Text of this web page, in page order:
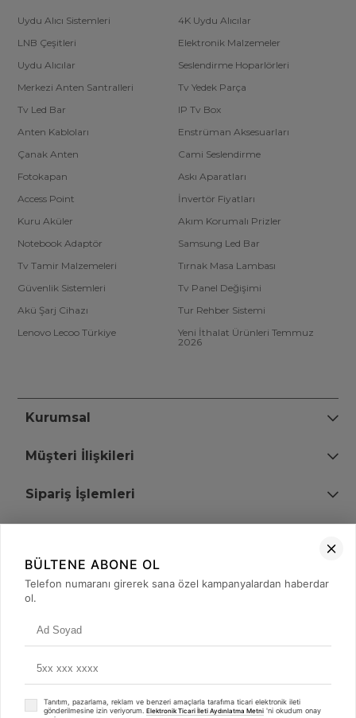
Uydu Alıcı Sistemleri
4K Uydu Alıcılar
LNB Çeşitleri
Elektronik Malzemeler
Uydu Alıcılar
Seslendirme Hoparlörleri
Merkezi Anten Santralleri
Tv Yedek Parça
Tv Led Bar
IP Tv Box
Anten Kabloları
Enstrüman Aksesuarları
Çanak Anten
Cami Seslendirme
Fotokapan
Askı Aparatları
Access Point
İnvertör Fiyatları
Kuru Aküler
Akım Korumalı Prizler
Notebook Adaptör
Samsung Led Bar
Tv Tamir Malzemeleri
Tırnak Masa Lambası
Güvenlik Sistemleri
Tv Panel Değişimi
Akü Şarj Cihazı
Tur Rehber Sistemi
Lenovo Lecoo Türkiye
Yeni İthalat Ürünleri Temmuz
2026
Kurumsal
Müşteri İlişkileri
Sipariş İşlemleri
+90 (850) 473 08 08
BÜLTENE ABONE OL
Telefon numaranı girerek sana özel kampanyalardan haberdar
ol.
Tanıtım, pazarlama, reklam ve benzeri amaçlarla tarafıma ticari elektronik ileti
gönderilmesine izin veriyorum. Elektronik Ticari İleti Aydınlatma Metni 'ni okudum onay